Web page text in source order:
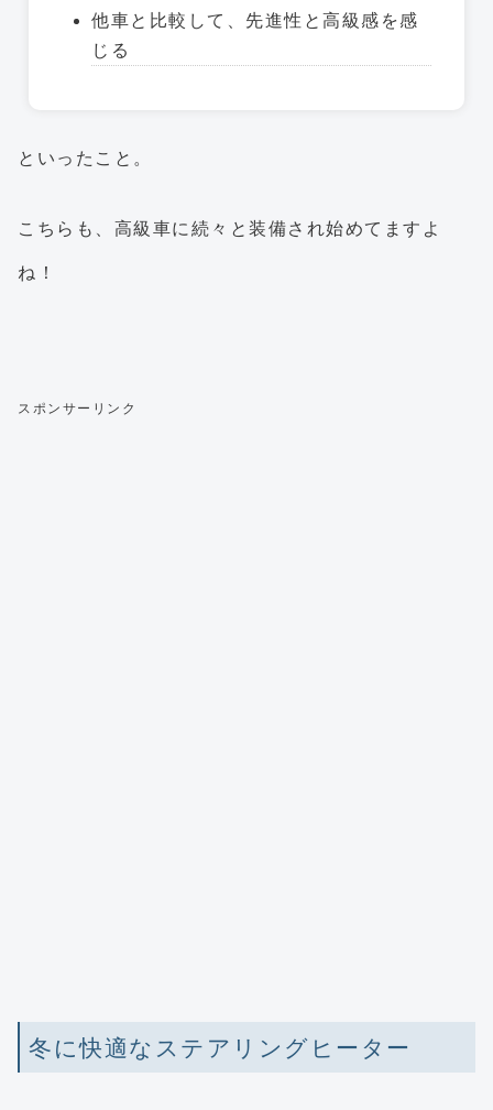
他車と比較して、先進性と高級感を感
じる
といったこと。
こちらも、高級車に続々と装備され始めてますよ
ね！
スポンサーリンク
冬に快適なステアリングヒーター